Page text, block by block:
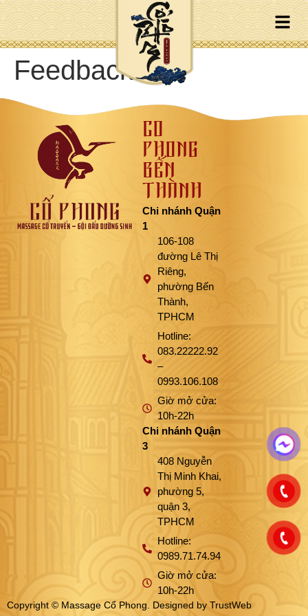
Feedback
CỔ
PHONG
BẾN
THÀNH
Chi nhánh Quận
1
106-108
đường Lê Thị
Riêng,
phường Bến
Thành,
TPHCM
Hotline:
083.22222.92
–
0993.106.108
Giờ mở cửa:
10h-22h
Chi nhánh Quận
3
408 Nguyễn
Thị Minh Khai,
phường 5,
quận 3,
TPHCM
Hotline:
0989.71.74.94
Giờ mở cửa:
10h-22h
Copyright © Massage Cổ Phong. Designed by TrustWeb